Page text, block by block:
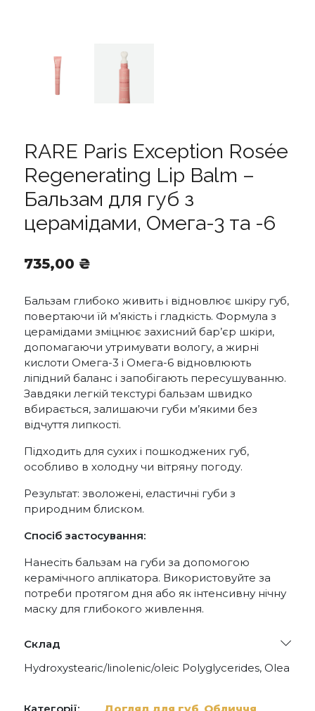
RARE Paris Exception Rosée
Regenerating Lip Balm –
Бальзам для губ з
церамідами, Омега-3 та -6
735,00 ₴
Бальзам глибоко живить і відновлює шкіру губ,
повертаючи їй м’якість і гладкість. Формула з
церамідами зміцнює захисний бар’єр шкіри,
допомагаючи утримувати вологу, а жирні
кислоти Омега-3 і Омега-6 відновлюють
ліпідний баланс і запобігають пересушуванню.
Завдяки легкій текстурі бальзам швидко
вбирається, залишаючи губи м’якими без
відчуття липкості.
Підходить для сухих і пошкоджених губ,
особливо в холодну чи вітряну погоду.
Результат: зволожені, еластичні губи з
природним блиском.
Спосіб застосування:
Нанесіть бальзам на губи за допомогою
керамічного аплікатора. Використовуйте за
потреби протягом дня або як інтенсивну нічну
маску для глибокого живлення.
Склад
Hydroxystearic/linolenic/oleic Polyglycerides, Olea
Diisostearate, Cera Alba, Candelilla Cera, Aroma,